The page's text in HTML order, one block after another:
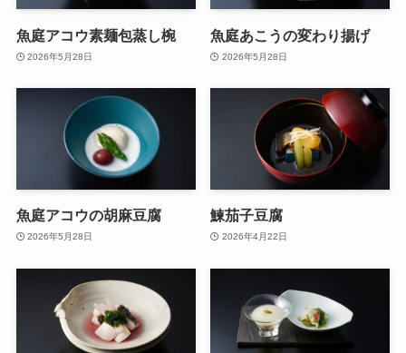
魚庭アコウ素麺包蒸し椀
2026年5月28日
魚庭あこうの変わり揚げ
2026年5月28日
魚庭アコウの胡麻豆腐
2026年5月28日
鰊茄子豆腐
2026年4月22日